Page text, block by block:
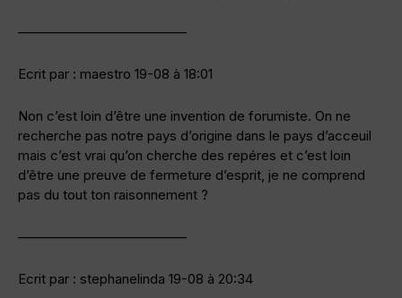
————————————–
Ecrit par : maestro 19-08 à 18:01
Non c’est loin d’être une invention de forumiste. On ne
recherche pas notre pays d’origine dans le pays d’acceuil
mais c’est vrai qu’on cherche des repéres et c’est loin
d’être une preuve de fermeture d’esprit, je ne comprend
pas du tout ton raisonnement ?
————————————–
Ecrit par : stephanelinda 19-08 à 20:34